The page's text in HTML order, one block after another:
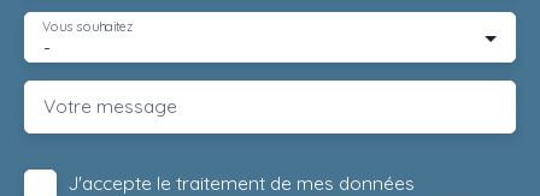
-
Vous souhaitez
Votre message
J'accepte le traitement de mes données